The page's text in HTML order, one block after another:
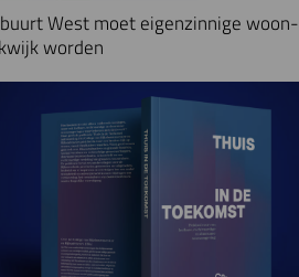
West moet eigenzinnige woon-
worden